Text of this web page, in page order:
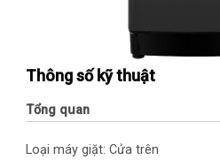
Thông số kỹ thuật
Tổng quan
Loại máy giặt: Cửa trên